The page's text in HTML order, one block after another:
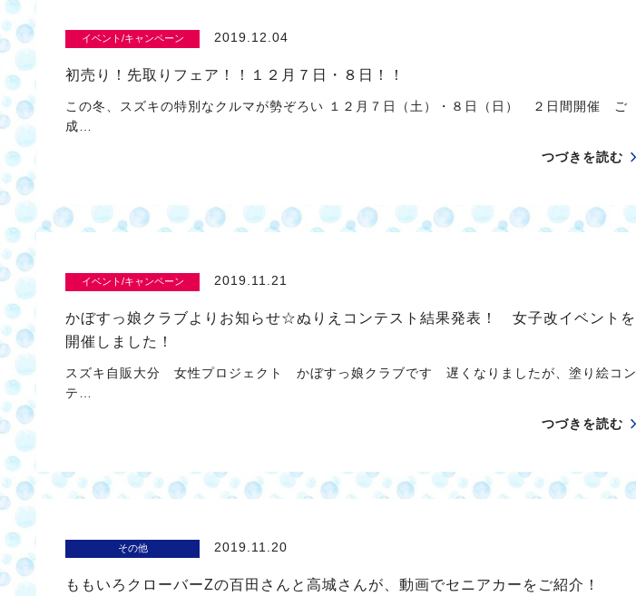
イベント/キャンペーン 2019.12.04
初売り！先取りフェア！！１２月７日・８日！！
この冬、スズキの特別なクルマが勢ぞろい １２月７日（土）・８日（日） ２日間開催 ご
成…
つづきを読む
イベント/キャンペーン 2019.11.21
かぼすっ娘クラブよりお知らせ☆ぬりえコンテスト結果発表！ 女子改イベントを
開催しました！
スズキ自販大分 女性プロジェクト かぼすっ娘クラブです 遅くなりましたが、塗り絵コン
テ…
つづきを読む
その他 2019.11.20
ももいろクローバーZの百田さんと高城さんが、動画でセニアカーをご紹介！